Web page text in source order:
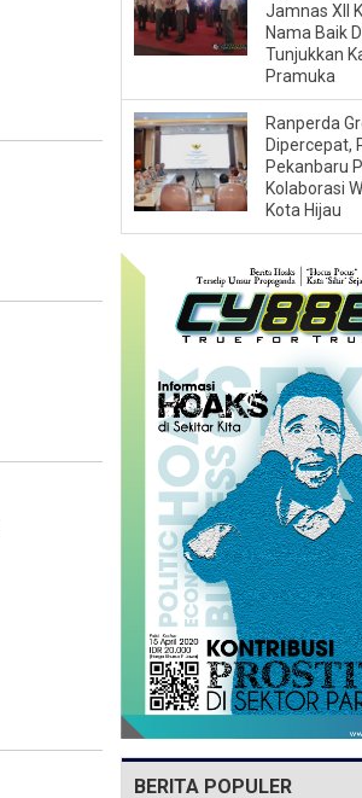
Jamnas XII
Nama Baik
Tunjukkan
Pramuka
Ranperda
Dipercepat,
Pekanbaru
Kolaborasi
Kota Hijau
BERITA POPULER